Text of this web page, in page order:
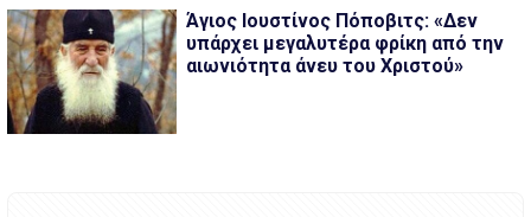
Άγιος Ιουστίνος Πόποβιτς: «Δεν
υπάρχει μεγαλυτέρα φρίκη από την
αιωνιότητα άνευ του Χριστού»